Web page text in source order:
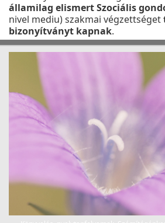
államilag elismert Szociális
nivel mediu) szakmai végzettséget
bizonyítványt kapnak.